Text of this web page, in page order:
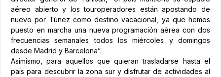
aéreo abierto y los touroperadores están apostando de
nuevo por Túnez como destino vacacional, ya que hemos
puesto en marcha una nueva programación aérea con dos
frecuencias semanales todos los miércoles y domingos
desde Madrid y Barcelona”.
Asimismo, para aquellos que quieran trasladarse hasta el
país para descubrir la zona sur y disfrutar de actividades al